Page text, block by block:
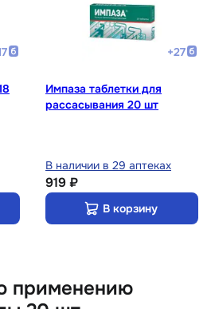
+27
Импаза таблетки для
рассасывания 20 шт
В наличии в 29 аптеках
919 ₽
В корзину
применению